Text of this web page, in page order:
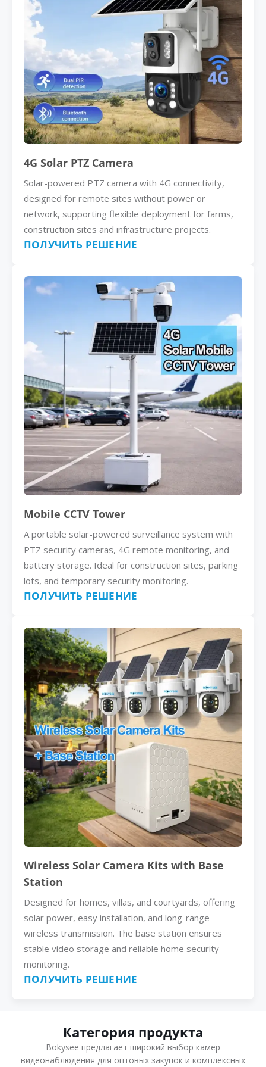
4G Solar PTZ Camera
Solar-powered PTZ camera with 4G connectivity,
designed for remote sites without power or
network, supporting flexible deployment for farms,
construction sites and infrastructure projects.
ПОЛУЧИТЬ РЕШЕНИЕ
Mobile CCTV Tower
A portable solar-powered surveillance system with
PTZ security cameras, 4G remote monitoring, and
battery storage. Ideal for construction sites, parking
lots, and temporary security monitoring.
ПОЛУЧИТЬ РЕШЕНИЕ
Wireless Solar Camera Kits with Base
Station
Designed for homes, villas, and courtyards, offering
solar power, easy installation, and long-range
wireless transmission. The base station ensures
stable video storage and reliable home security
monitoring.
ПОЛУЧИТЬ РЕШЕНИЕ
Категория продукта
Bokysee предлагает широкий выбор камер
видеонаблюдения для оптовых закупок и комплексных